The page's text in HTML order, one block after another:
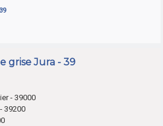
grise Jura - 39
- 39000
39200